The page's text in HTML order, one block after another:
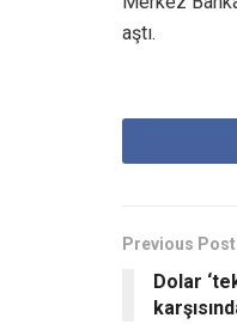
aştı.
Previous Post
Dolar